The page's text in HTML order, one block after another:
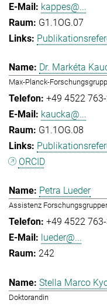
kappes@...
G1.1OG.07
Dr. Markéta
Max-Planck-
+49 4522
kaucka@...
G1.1OG.08
ORCID
Petra Lueder
Assistenz
+49 4522
lueder@...
242
Stella Marco
Doktorandin